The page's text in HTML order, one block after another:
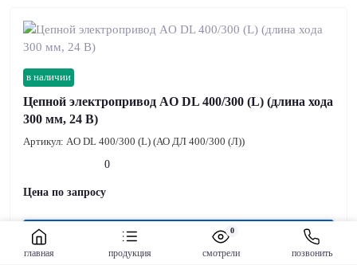
главная продукция смотрели
0
позвонить
в наличии
Цепной электропривод AO DL 400/300 (L) (длина хода
300 мм, 24 В)
Артикул: AO DL 400/300 (L) (АО ДЛ 400/300 (Л))
0
Цена по запросу
Быстрый заказ